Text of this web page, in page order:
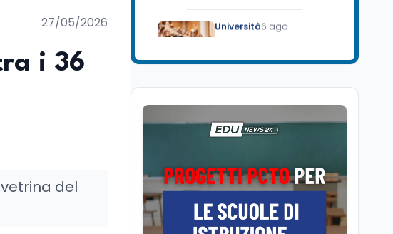
27/05/2026
i 36
del
Quanto è ancora
dati 2026
Università5 ago
Consiglio di Stato:
scorrere la graduatoria
per i 500 posti vacanti
Lavoro 5 ago
Volontariato, firmata
Ministero del Lavoro e
CSVnet ETS